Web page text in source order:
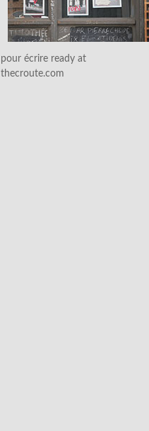
pour écrire ready at
thecroute.com